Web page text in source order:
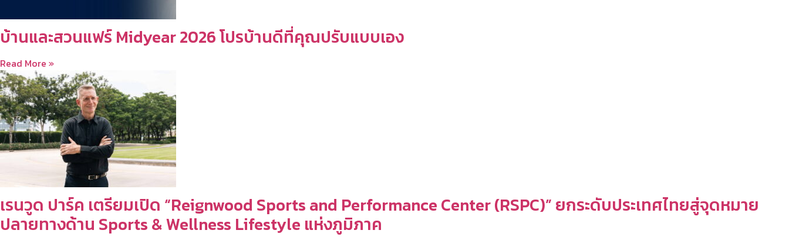
บ้านและสวนแฟร์ Midyear 2026 โปรบ้านดีที่คุณปรับแบบเอง
Read More »
เรนวูด ปาร์ค เตรียมเปิด “Reignwood Sports and Performance Center (RSPC)” ยกระดับประเทศไทยสู่จุดหมาย
ปลายทางด้าน Sports & Wellness Lifestyle แห่งภูมิภาค